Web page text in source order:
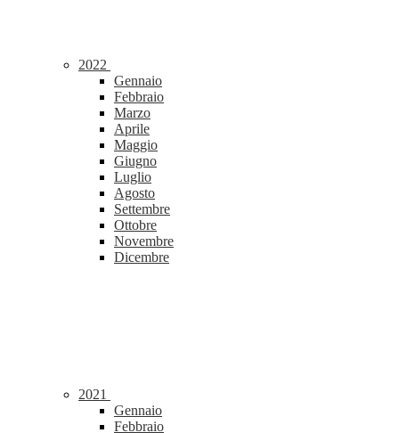
2022
Gennaio
Febbraio
Marzo
Aprile
Maggio
Giugno
Luglio
Agosto
Settembre
Ottobre
Novembre
Dicembre
2021
Gennaio
Febbraio